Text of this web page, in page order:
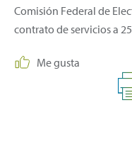
Comisión Federal de
contrato de servicios a
Me gusta